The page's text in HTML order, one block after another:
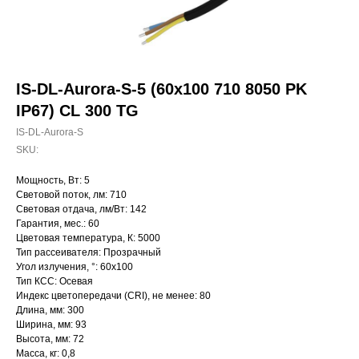
IS-DL-Aurora-S-5 (60x100 710 8050 PK
IP67) CL 300 TG
IS-DL-Aurora-S
SKU:
Мощность, Вт: 5
Световой поток, лм: 710
Световая отдача, лм/Вт: 142
Гарантия, мес.: 60
Цветовая температура, К: 5000
Тип рассеивателя: Прозрачный
Угол излучения, °: 60х100
Тип КСС: Осевая
Индекс цветопередачи (CRI), не менее: 80
Длина, мм: 300
Ширина, мм: 93
Высота, мм: 72
Масса, кг: 0,8